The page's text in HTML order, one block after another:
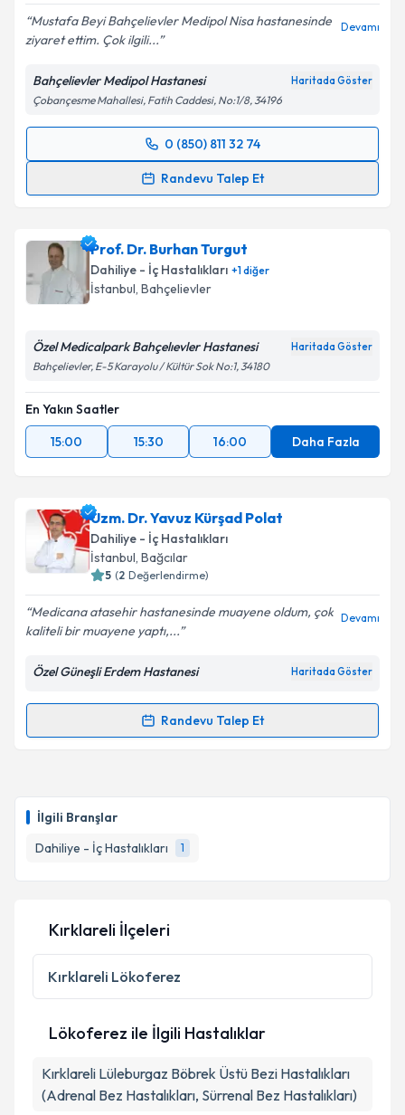
İlgili Branşlar
Dahiliye - İç Hastalıkları
1
Mustafa Beyi Bahçelievler Medipol Nisa hastanesinde
ziyaret ettim. Çok ilgili...
Bahçelievler Medipol Hastanesi
Çobançesme Mahallesi, Fatih Caddesi, No:1/8, 34196
0 (850) 811 32 74
Randevu Talep Et
Randevu Takvimi Talebi
oluşturun. Size bu uzmandan randevu almanız için bir
takvim hazırlandığında e-posta ile bilgilendireceğiz.
E-posta Adresiniz
Metni
Prof. Dr. Burhan Turgut
Dahiliye - İç Hastalıkları diğer
İstanbul, Bahçelievler
Özel Medicalpark Bahçelıevler Hastanesi
Bahçelievler, E-5 Karayolu / Kültür Sok No:1, 34180
En Yakın Saatler
15:00
15:30 16:00 Daha Fazla
Uzm. Dr. Yavuz Kürşad Polat
Dahiliye - İç Hastalıkları
İstanbul, Bağcılar
( Değerlendirme)
Medicana atasehir hastanesinde muayene oldum, çok
kaliteli bir muayene yaptı,...
Özel Güneşli Erdem Hastanesi
Randevu Talep Et
Randevu Takvimi Talebi
Uzm. Dr. Yavuz Kürşad Polatiçin randevu takvimi
talebi oluşturun. Size bu uzmandan randevu almanız
için bir takvim hazırlandığında e-posta ile
bilgilendireceğiz.
Kişisel verilerimin işlenmesine ilişkin
Metni'ni okudum ve kişisel verilerimin belirtilen
Takvim Talebini Gönder
Kırklareli İlçeleri
Kırklareli Lökoferez
Lökoferez ile İlgili Hastalıklar
Kırklareli Lüleburgaz Böbrek Üstü Bezi Hastalıkları
(Adrenal Bez Hastalıkları, Sürrenal Bez Hastalıkları)